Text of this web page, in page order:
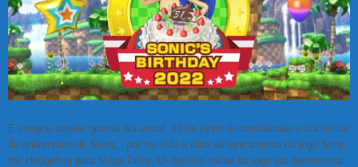
E chegou aquele grande dia anual. 23 de junho é considerado o dia oficial
do aniversário do Sonic, por ter sido a data de lançamento do jogo Sonic
the Hedgehog para Mega Drive. O objetivo inicial do jogo era demonstrar